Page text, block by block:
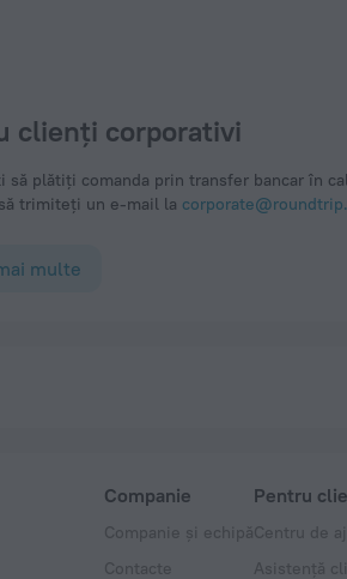
clienți corporativi
să plătiți comanda prin transfer bancar în
trimiteți un e-mail la
multe
Companie
Companie și echipă
Contacte
Pentru
Centru de
Asistență